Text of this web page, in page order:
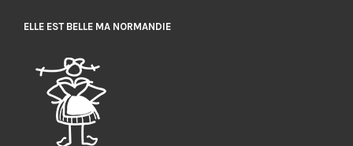
ELLE EST BELLE MA NORMANDIE